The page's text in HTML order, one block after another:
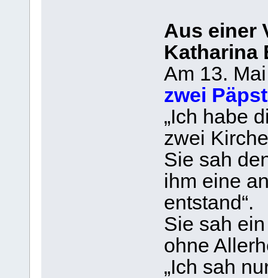
Aus einer
Katharina
Am 13.
zwei
„Ich habe
zwei
Sie sah
ihm eine
entstand“.
Sie sah
ohne
„Ich sah